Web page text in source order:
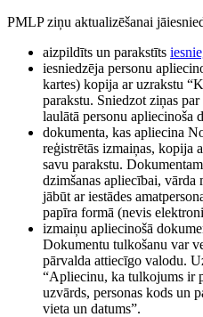
PMLP ziņu aktualizēšanai
aizpildīts un parakstīts
iesniedzēja personu
kartes) kopija ar uzrakstu
parakstu. Sniedzot ziņas
laulātā personu apliecinoša
dokumenta, kas apliecina
reģistrētās izmaiņas, kopija
savu parakstu.
dzimšanas apliecībai, vārda
jābūt ar iestādes
papīra formā (nevis
izmaiņu apliecinošā
Dokumentu tulkošanu var
pārvalda attiecīgo valodu.
“Apliecinu, ka tulkojums ir
uzvārds, personas kods un
vieta un datums”.